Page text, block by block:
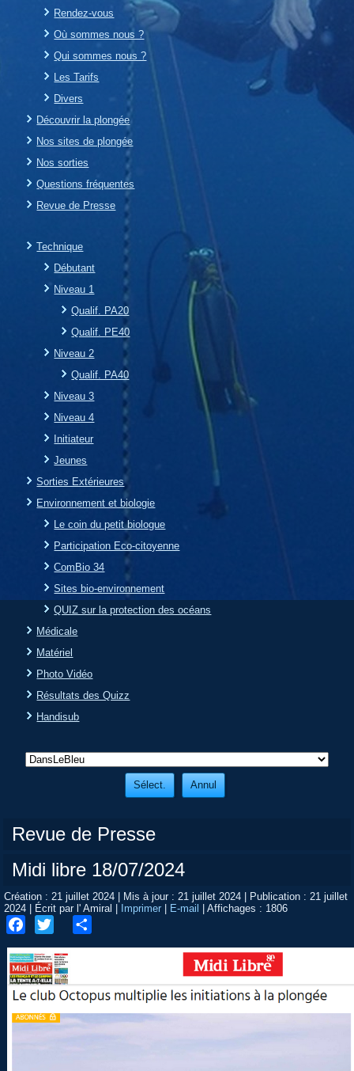
Rendez-vous
Où sommes nous ?
Qui sommes nous ?
Les Tarifs
Divers
Découvrir la plongée
Nos sites de plongée
Nos sorties
Questions fréquentes
Revue de Presse
Technique
Débutant
Niveau 1
Qualif. PA20
Qualif. PE40
Niveau 2
Qualif. PA40
Niveau 3
Niveau 4
Initiateur
Jeunes
Sorties Extérieures
Environnement et biologie
Le coin du petit biologue
Participation Eco-citoyenne
ComBio 34
Sites bio-environnement
QUIZ sur la protection des océans
Médicale
Matériel
Photo Vidéo
Résultats des Quizz
Handisub
Revue de Presse
Midi libre 18/07/2024
Création : 21 juillet 2024 | Mis à jour : 21 juillet 2024 | Publication : 21 juillet
2024 | Écrit par l' Amiral | Imprimer | E-mail |Affichages : 1806